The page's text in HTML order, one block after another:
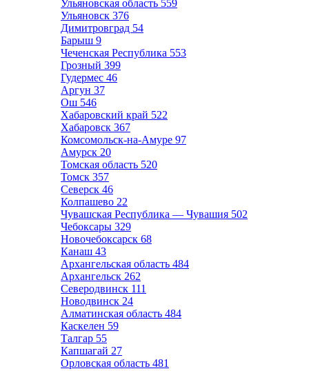
Ульяновская область 559
Ульяновск 376
Димитровград 54
Барыш 9
Чеченская Республика 553
Грозный 399
Гудермес 46
Аргун 37
Ош 546
Хабаровский край 522
Хабаровск 367
Комсомольск-на-Амуре 97
Амурск 20
Томская область 520
Томск 357
Северск 46
Колпашево 22
Чувашская Республика — Чувашия 502
Чебоксары 329
Новочебоксарск 68
Канаш 43
Архангельская область 484
Архангельск 262
Северодвинск 111
Новодвинск 24
Алматинская область 484
Каскелен 59
Талгар 55
Капшагай 27
Орловская область 481